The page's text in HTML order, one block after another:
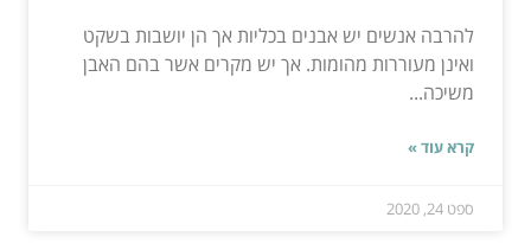
להרבה אנשים יש אבנים בכליות אך הן יושבות בשקט
ואינן מעוררות מהומות. אך יש מקרים אשר בהם האבן
משיכה...
קרא עוד »
ספט 24, 2020